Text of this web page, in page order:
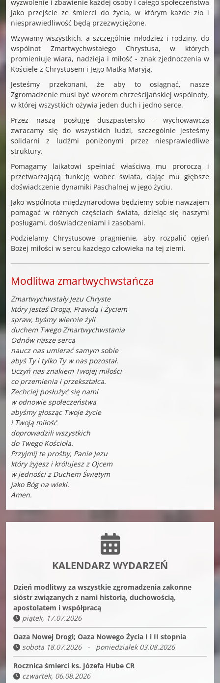
KALENDARZ WYDARZEŃ
Dzień modlitwy za wszystkie zgromadzenia zakonne
sióstr związanych z nami historią, duchowością,
apostolatem i współpracą
piątek, 17.07.2026
Oaza Nowej Drogi; Oaza Nowego Życia I i II stopnia
sobota 18.07.2026 - poniedziałek 03.08.2026
Rocznica śmierci ks. Józefa Hube CR
czwartek, 06.08.2026
wyzwolenie i zbawienie każdej osoby i całego społeczeństwa
jako przejście ze śmierci do życia, w którym każde zło i
niesprawiedliwość będą przezwyciężone.
Wzywamy wszystkich, a szczególnie młodzież i rodziny, do
wspólnot Zmartwychwstałego Chrystusa, w których
promieniuje wiara, nadzieja i miłość - znak zjednoczenia w
Kościele z Chrystusem i Jego Matką Maryją.
Jesteśmy przekonani, że aby to osiągnąć, nasze
Zgromadzenie musi być wzorem chrześcijańskiej wspólnoty,
w której wszystkich ożywia jeden duch i jedno serce.
Przez naszą posługę duszpastersko - wychowawczą
zwracamy się do wszystkich ludzi, szczególnie jesteśmy
solidarni z ludźmi poniżonymi przez niesprawiedliwe
struktury.
Pomagamy laikatowi spełniać właściwą mu proroczą i
przetwarzającą funkcję wobec świata, dając mu głębsze
doświadczenie dynamiki Paschalnej w jego życiu.
Jako wspólnota międzynarodowa będziemy sobie nawzajem
pomagać w różnych częściach świata, dzieląc się naszymi
posługami, doświadczeniami i zasobami.
Podzielamy Chrystusowe pragnienie, aby rozpalić ogień
Bożej miłości w sercu każdego człowieka na tej ziemi.
Modlitwa zmartwychwstańcza
Zmartwychwstały Jezu Chryste
który jesteś Drogą, Prawdą i Życiem
spraw, byśmy wiernie żyli
duchem Twego Zmartwychwstania
Odnów nasze serca
naucz nas umierać samym sobie
abyś Ty i tylko Ty w nas pozostał.
Uczyń nas znakiem Twojej miłości
co przemienia i przekształca.
Zechciej posłużyć się nami
w odnowie społeczeństwa
abyśmy głosząc Twoje życie
i Twoją miłość
doprowadzili wszystkich
do Twego Kościoła.
Przyjmij te prośby, Panie Jezu
który żyjesz i królujesz z Ojcem
w jedności z Duchem Świętym
jako Bóg na wieki.
Amen.